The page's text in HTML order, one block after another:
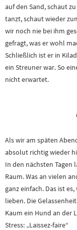
auf den Sand, schaut
tanzt, schaut wieder
wir noch nie bei ihm
gefragt, was er wohl
Schließlich ist er in
ein Streuner war. So
nicht erwartet.
Als wir am späten
absolut richtig wieder
In den nächsten Tagen
Raum. Was an vielen
ganz einfach. Das ist
lieben. Die
Kaum ein Hund an der
Stress: „Laissez-faire“